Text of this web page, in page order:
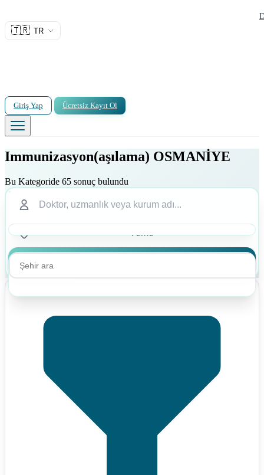
🇹🇷 TR
Giriş Yap Ücretsiz Kayıt Ol
Immunizasyon(aşılama) OSMANİYE
Bu Kategoride 65 sonuç bulundu